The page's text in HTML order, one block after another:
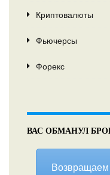
Криптовалюты
Фьючерсы
Форекс
ВАС ОБМАНУЛ
Возвращаем